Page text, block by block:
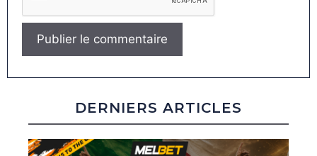
DERNIERS ARTICLES